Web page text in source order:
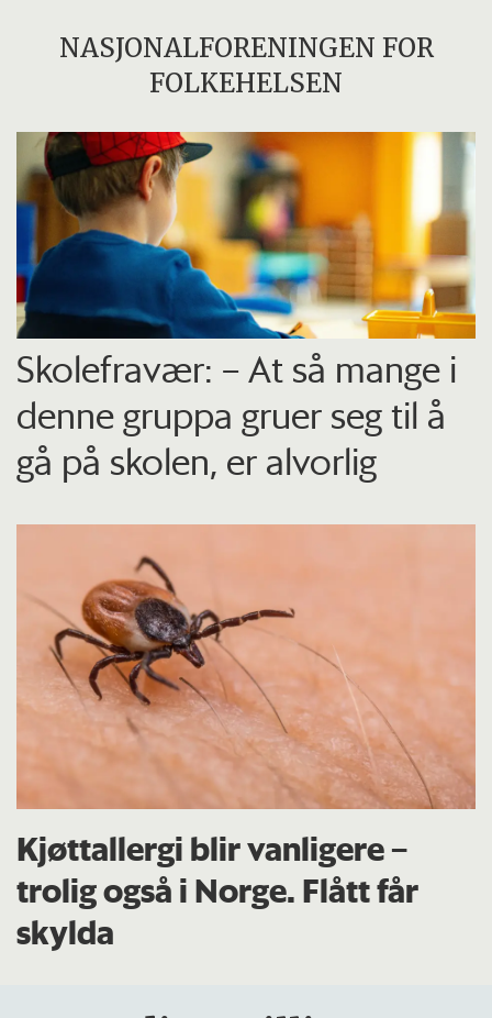
NASJONALFORENINGEN FOR
FOLKEHELSEN
Skolefravær: – At så mange i
denne gruppa gruer seg til å
gå på skolen, er alvorlig
Kjøttallergi blir vanligere –
trolig også i Norge. Flått får
skylda